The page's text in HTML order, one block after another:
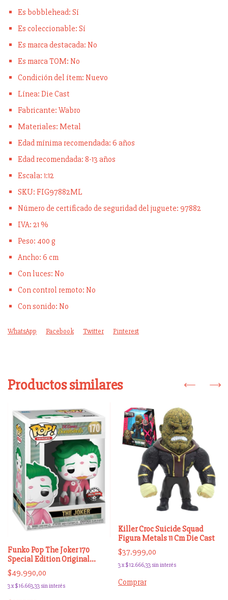
Es bobblehead: Sí
Es coleccionable: Sí
Es marca destacada: No
Es marca TOM: No
Condición del ítem: Nuevo
Línea: Die Cast
Fabricante: Wabro
Materiales: Metal
Edad mínima recomendada: 6 años
Edad recomendada: 8-13 años
Escala: 1:12
SKU: FIG97882ML
Número de certificado de seguridad del juguete: 97882
IVA: 21 %
Peso: 400 g
Ancho: 6 cm
Con luces: No
Con control remoto: No
Con sonido: No
WhatsApp Facebook Twitter Pinterest
Productos similares
Funko Pop The Joker 170
Special Edition Original
Scarletkids
$49.990,00
3x$16.663,33 sin interés
Killer Croc Suicide Squad
Figura Metals 11 Cm Die Cast
$37.999,00
3x$12.666,33 sin interés